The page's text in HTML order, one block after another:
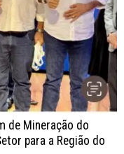
de Mineração do
para a Região do